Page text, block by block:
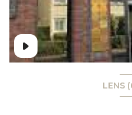
LENS